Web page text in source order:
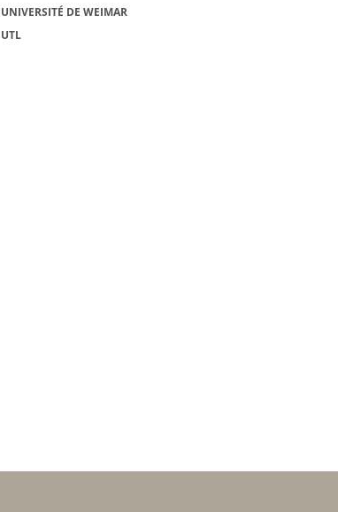
UNIVERSITÉ DE WEIMAR
UTL